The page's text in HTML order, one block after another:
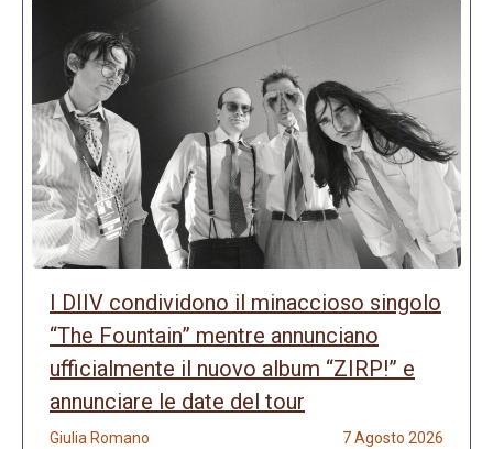
I DIIV condividono il minaccioso singolo
“The Fountain” mentre annunciano
ufficialmente il nuovo album “ZIRP!” e
annunciare le date del tour
Giulia Romano 7 Agosto 2026